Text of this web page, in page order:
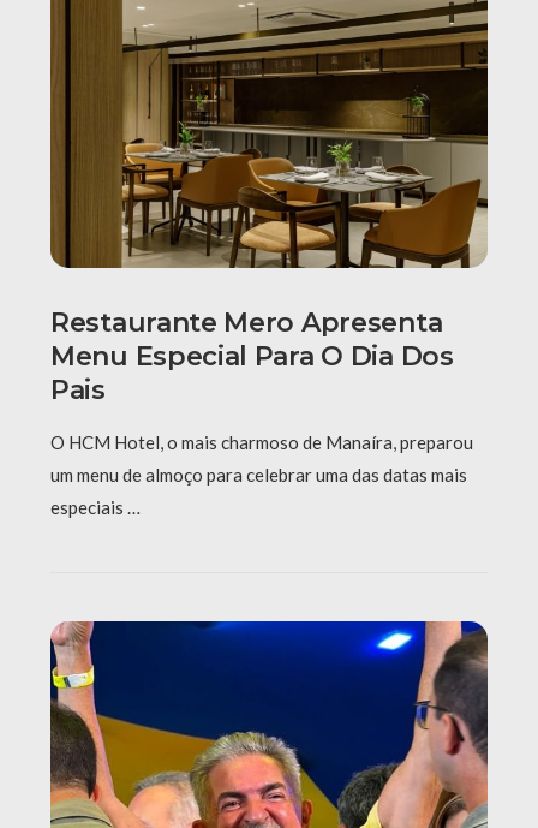
Restaurante Mero Apresenta
Menu Especial Para O Dia Dos
Pais
O HCM Hotel, o mais charmoso de Manaíra, preparou
um menu de almoço para celebrar uma das datas mais
especiais …